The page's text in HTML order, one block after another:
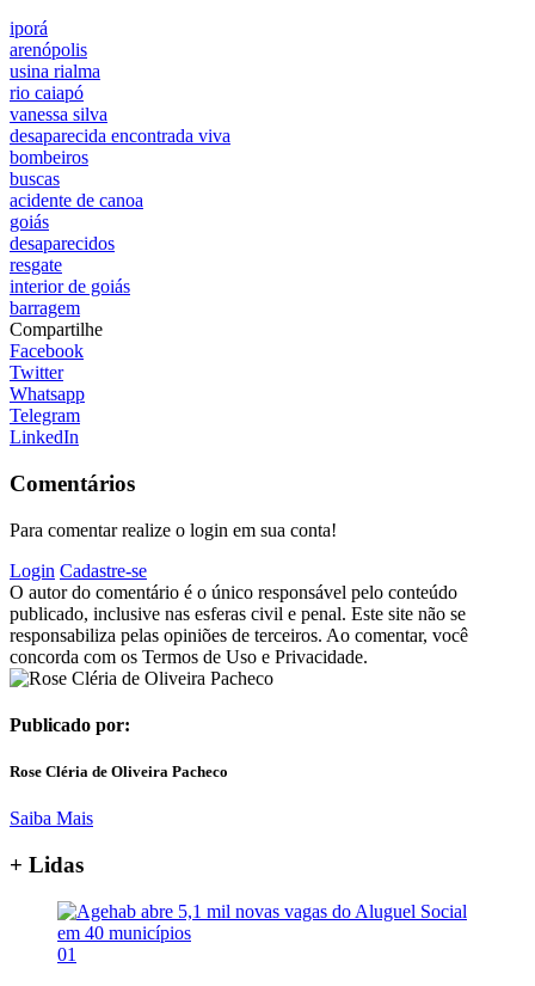
iporá
arenópolis
usina rialma
rio caiapó
vanessa silva
desaparecida encontrada viva
bombeiros
buscas
acidente de canoa
goiás
desaparecidos
resgate
interior de goiás
barragem
Compartilhe
Facebook
Twitter
Whatsapp
Telegram
LinkedIn
Comentários
Para comentar realize o login em sua conta!
Login Cadastre-se
O autor do comentário é o único responsável pelo conteúdo
publicado, inclusive nas esferas civil e penal. Este site não se
responsabiliza pelas opiniões de terceiros. Ao comentar, você
concorda com os Termos de Uso e Privacidade.
Publicado por:
Rose Cléria de Oliveira Pacheco
Saiba Mais
+ Lidas
01